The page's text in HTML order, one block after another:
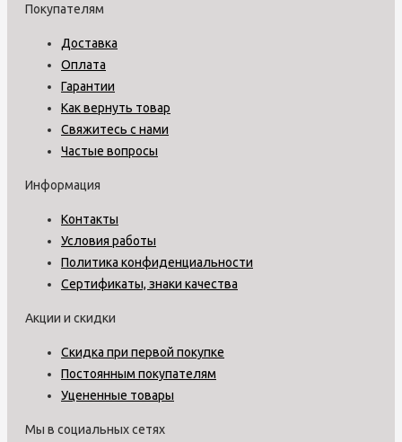
Покупателям
Доставка
Оплата
Гарантии
Как вернуть товар
Свяжитесь с нами
Частые вопросы
Информация
Контакты
Условия работы
Политика конфиденциальности
Сертификаты, знаки качества
Акции и скидки
Скидка при первой покупке
Постоянным покупателям
Уцененные товары
Мы в социальных сетях